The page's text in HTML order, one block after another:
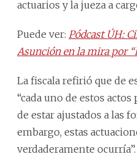
actuarios y la jueza a
Puede ver: Pódcast ÚH:
Asunción en la mira por
La fiscala refirió que de
“cada uno de estos
de estar ajustados a las
embargo, estas
verdaderamente ocurría”.